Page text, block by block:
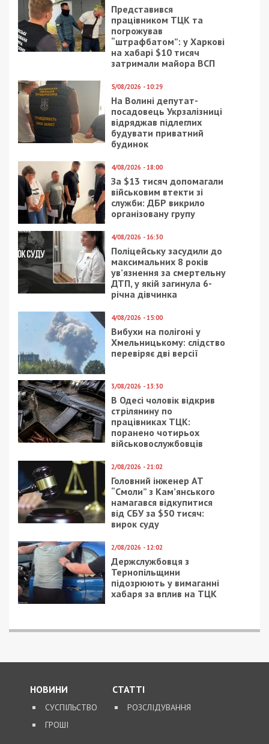
Представився
працівником ТЦК та
погрожував
“штрафбатом”: у Харкові
на хабарі $10 тисяч
затримали майора ВСП
5/08/2026 - 10:29
На Волині депутат-
посадовець Укрзалізниці
відряджав підлеглих
будувати приватний
будинок
4/08/2026 - 18:00
За $13 тисяч допомагали
військовим втекти зі
служби: ДБР викрило
організовану групу
4/08/2026 - 16:30
Поліцейську засудили до
максимальних 8 років
ув’язнення за смертельну
ДТП, у якій загинула 6-
річна дівчинка
4/08/2026 - 15:00
Вибухи на полігоні у
Хмельницькому: слідство
перевіряє дві версії
3/08/2026 - 13:30
В Одесі чоловік відкрив
стрілянину по
працівниках ТЦК:
поранено чотирьох
військовослужбовців
2/08/2026 - 21:02
Головний інженер АТ
“Смоли” з Кам’янського
намагався відкупитися
від СБУ за $50 тисяч:
вирок суду
2/08/2026 - 12:02
Держслужбовця з
Тернопільщини
підозрюють у вимаганні
хабаря за вплив на ТЦК
НОВИНИ
СУСПІЛЬСТВО
ГРОШІ
СТАТТІ
РОЗСЛІДУВАННЯ